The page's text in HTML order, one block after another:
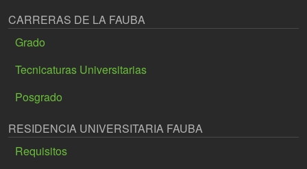
CARRERAS DE LA FAUBA
Grado
Tecnicaturas Universitarias
Posgrado
RESIDENCIA UNIVERSITARIA FAUBA
Requisitos